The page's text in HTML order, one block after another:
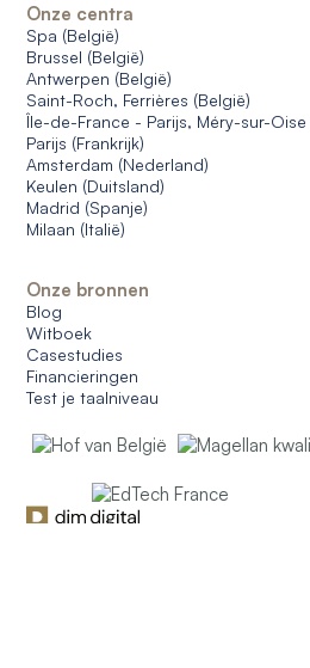
Onze centra
Spa (België)
Brussel (België)
Antwerpen (België)
Saint-Roch, Ferrières (België)
Île-de-France - Parijs, Méry-sur-Oise
Parijs (Frankrijk)
Amsterdam (Nederland)
Keulen (Duitsland)
Madrid (Spanje)
Milaan (Italië)
Onze bronnen
Blog
Witboek
Casestudies
Financieringen
Test je taalniveau